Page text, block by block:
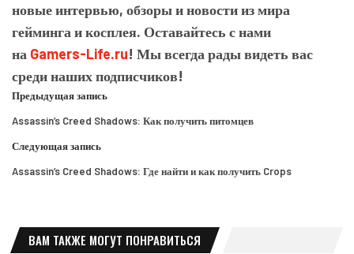
новые интервью, обзоры и новости из мира
гейминга и косплея. Оставайтесь с нами
на Gamers-Life.ru! Мы всегда рады видеть вас
среди наших подписчиков!
Предыдущая запись
Assassin’s Creed Shadows: Как получить питомцев
Следующая запись
Assassin’s Creed Shadows: Где найти и как получить Crops
ВАМ ТАКЖЕ МОГУТ ПОНРАВИТЬСЯ